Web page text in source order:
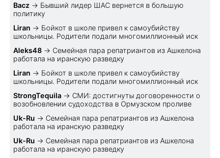
Bacz → Бывший лидер ШАС вернется в большую
политику
Liran → Бойкот в школе привел к самоубийству
школьницы. Родители подали многомиллионный иск
Aleks48 → Семейная пара репатриантов из Ашкелона
работала на иранскую разведку
Liran → Бойкот в школе привел к самоубийству
школьницы. Родители подали многомиллионный иск
StrongTequila → СМИ: достигнуты договоренности о
возобновлении судоходства в Ормузском проливе
Uk-Ru → Семейная пара репатриантов из Ашкелона
работала на иранскую разведку
Uk-Ru → Семейная пара репатриантов из Ашкелона
работала на иранскую разведку